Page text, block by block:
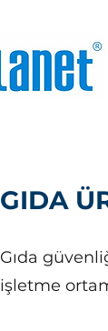
GIDA
Gıda
işletme